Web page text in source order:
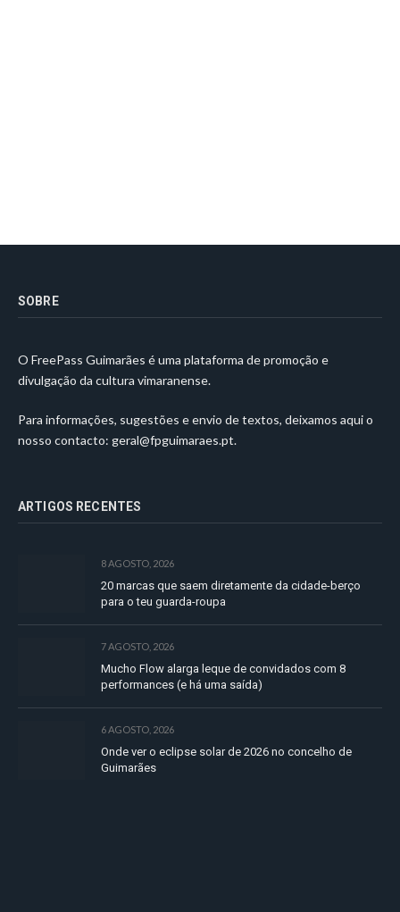
SOBRE
O FreePass Guimarães é uma plataforma de promoção e
divulgação da cultura vimaranense.
Para informações, sugestões e envio de textos, deixamos aqui o
nosso contacto: geral@fpguimaraes.pt.
ARTIGOS RECENTES
8 AGOSTO, 2026
20 marcas que saem diretamente da cidade-berço
para o teu guarda-roupa
7 AGOSTO, 2026
Mucho Flow alarga leque de convidados com 8
performances (e há uma saída)
6 AGOSTO, 2026
Onde ver o eclipse solar de 2026 no concelho de
Guimarães